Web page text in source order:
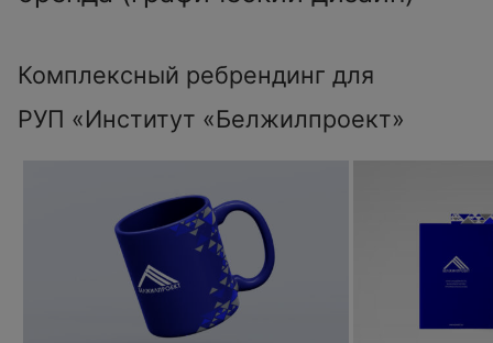
Комплексный ребрендинг для
РУП «Институт «Белжилпроект»